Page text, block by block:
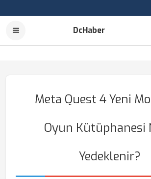
DcHaber
Meta Quest 4 Yeni
Oyun Kütüphanesi
Yedeklenir?